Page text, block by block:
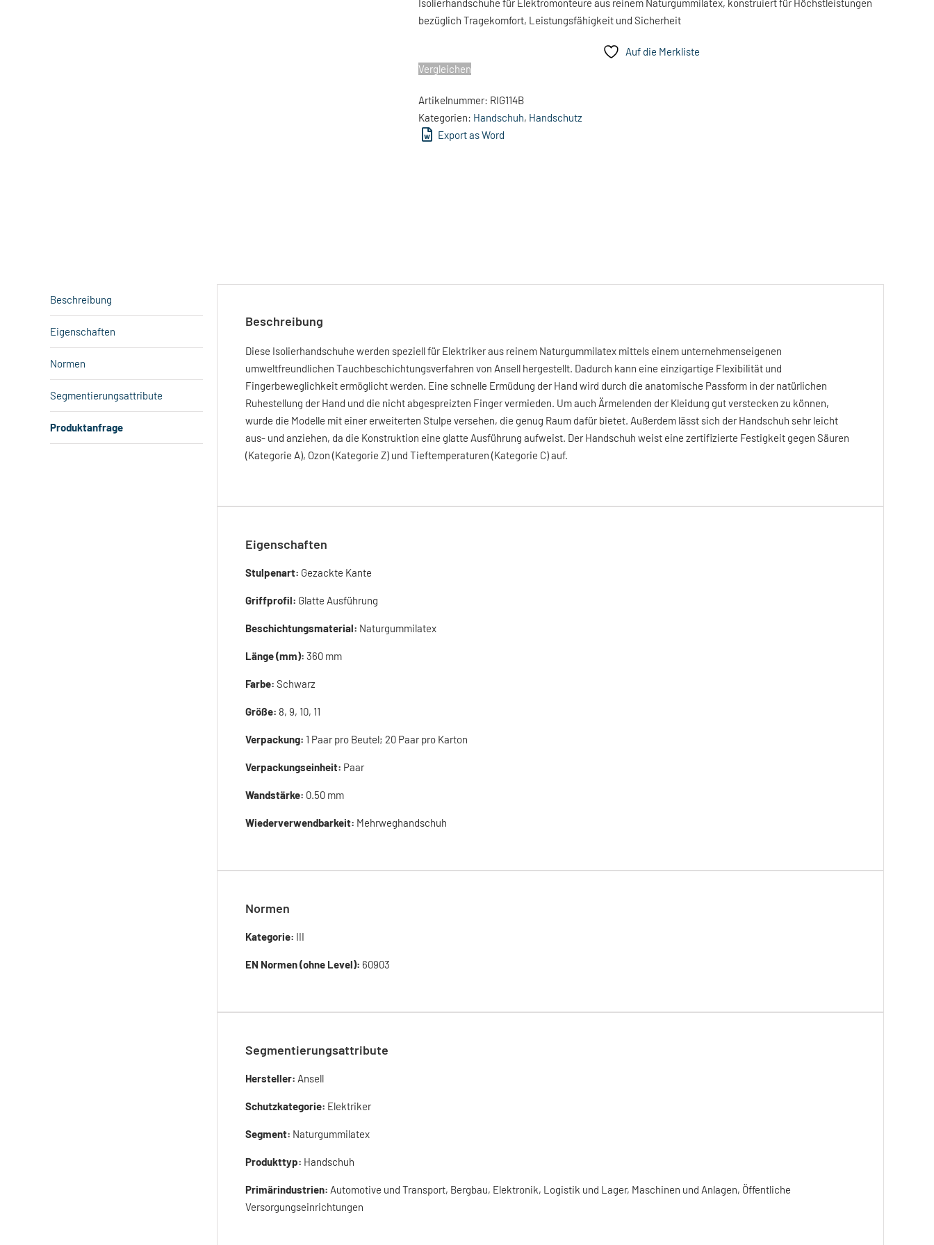
Isolierhandschuhe für Elektromonteure aus reinem Naturgummilatex, konstruiert für Höchstleistungen
bezüglich Tragekomfort, Leistungsfähigkeit und Sicherheit
Auf die Merkliste
Vergleichen
Artikelnummer: RIG114B
Kategorien: Handschuh, Handschutz
Export as Word
Beschreibung
Eigenschaften
Normen
Segmentierungsattribute
Produktanfrage
Beschreibung
Diese Isolierhandschuhe werden speziell für Elektriker aus reinem Naturgummilatex mittels einem unternehmenseigenen
umweltfreundlichen Tauchbeschichtungsverfahren von Ansell hergestellt. Dadurch kann eine einzigartige Flexibilität und
Fingerbeweglichkeit ermöglicht werden. Eine schnelle Ermüdung der Hand wird durch die anatomische Passform in der natürlichen
Ruhestellung der Hand und die nicht abgespreizten Finger vermieden. Um auch Ärmelenden der Kleidung gut verstecken zu können,
wurde die Modelle mit einer erweiterten Stulpe versehen, die genug Raum dafür bietet. Außerdem lässt sich der Handschuh sehr leicht
aus- und anziehen, da die Konstruktion eine glatte Ausführung aufweist. Der Handschuh weist eine zertifizierte Festigkeit gegen Säuren
(Kategorie A), Ozon (Kategorie Z) und Tieftemperaturen (Kategorie C) auf.
Eigenschaften
Stulpenart: Gezackte Kante
Griffprofil: Glatte Ausführung
Beschichtungsmaterial: Naturgummilatex
Länge (mm): 360 mm
Farbe: Schwarz
Größe: 8, 9, 10, 11
Verpackung: 1 Paar pro Beutel; 20 Paar pro Karton
Verpackungseinheit: Paar
Wandstärke: 0.50 mm
Wiederverwendbarkeit: Mehrweghandschuh
Normen
Kategorie: III
EN Normen (ohne Level): 60903
Segmentierungsattribute
Hersteller: Ansell
Schutzkategorie: Elektriker
Segment: Naturgummilatex
Produkttyp: Handschuh
Primärindustrien: Automotive und Transport, Bergbau, Elektronik, Logistik und Lager, Maschinen und Anlagen, Öffentliche
Versorgungseinrichtungen